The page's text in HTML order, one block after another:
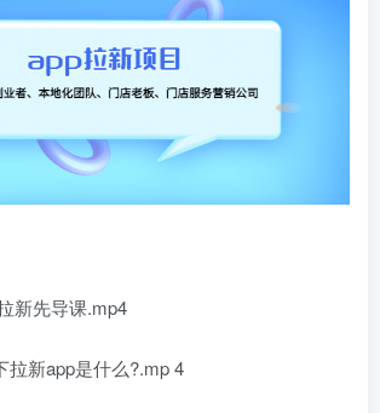
新先导课.mp4
拉新app是什么?.mp 4